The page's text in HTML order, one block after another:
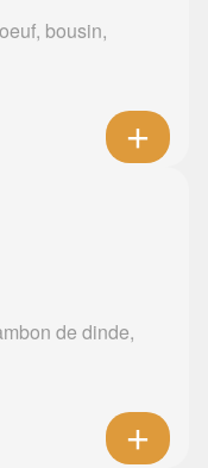
bousin,
de dinde,